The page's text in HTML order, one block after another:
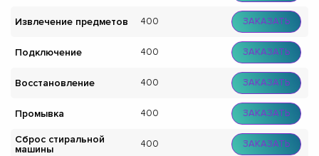
Извлечение предметов 400 ЗАКАЗАТЬ
Подключение 400 ЗАКАЗАТЬ
Восстановление 400 ЗАКАЗАТЬ
Промывка 400 ЗАКАЗАТЬ
Сброс стиральной
машины
400 ЗАКАЗАТЬ